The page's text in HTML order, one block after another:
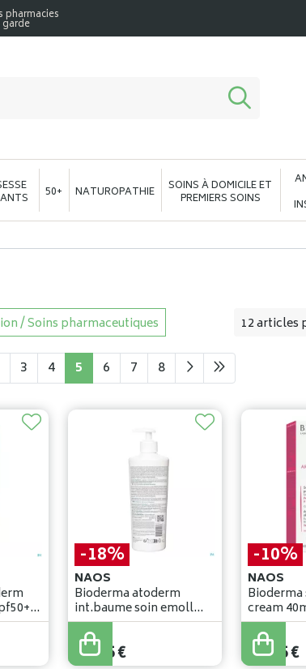
pharmacies
garde
50+ NATUROPATHIE SOINS À DOMICILE ET
PREMIERS SOINS
/ Soins pharmaceutiques
3 4 5 6 7 8
-18%
NAOS
Bioderma atoderm
int.baume soin emoll
apais. 500ml
27,95
22,95€
-10%
NAOS
cream
26,50
23,85€